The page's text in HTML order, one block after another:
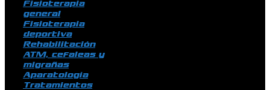
Fisioterapia
general
Fisioterapia
deportiva
Rehabilitación
ATM, cefaleas y
migrañas
Aparatología
Tratamientos